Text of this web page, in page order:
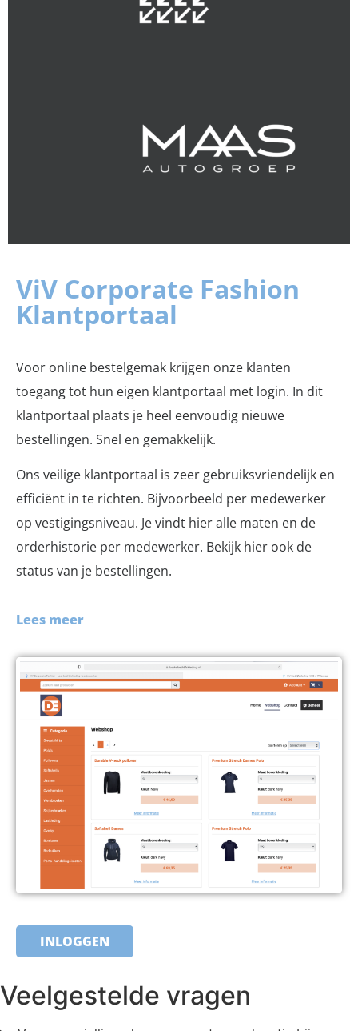
ViV Corporate Fashion
Klantportaal
Voor online bestelgemak krijgen onze klanten
toegang tot hun eigen klantportaal met login. In dit
klantportaal plaats je heel eenvoudig nieuwe
bestellingen. Snel en gemakkelijk.
Ons veilige klantportaal is zeer gebruiksvriendelijk en
efficiënt in te richten. Bijvoorbeeld per medewerker
op vestigingsniveau. Je vindt hier alle maten en de
orderhistorie per medewerker. Bekijk hier ook de
status van je bestellingen.
Lees meer
INLOGGEN
Veelgestelde vragen